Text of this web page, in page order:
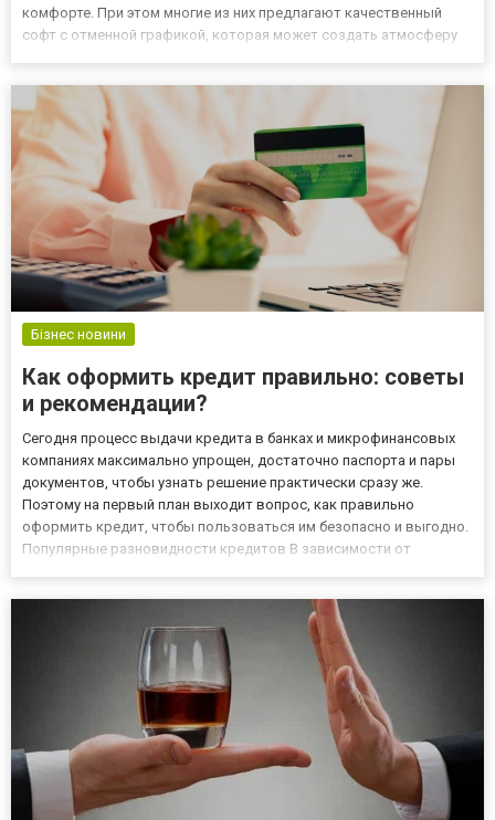
комфорте. При этом многие из них предлагают качественный
софт с отменной графикой, которая может создать атмосферу
infointsale.pro...
Бізнес новини
Как оформить кредит правильно: советы
и рекомендации?
Сегодня процесс выдачи кредита в банках и микрофинансовых
компаниях максимально упрощен, достаточно паспорта и пары
документов, чтобы узнать решение практически сразу же.
Поэтому на первый план выходит вопрос, как правильно
оформить кредит, чтобы пользоваться им безопасно и выгодно.
Популярные разновидности кредитов В зависимости от